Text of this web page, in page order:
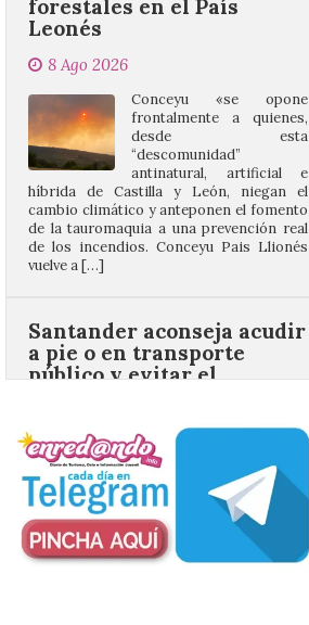
“descomunidad”
antinatural, artificial e
híbrida de Castilla y León, niegan el
cambio climático y anteponen el fomento
de la tauromaquia a una prevención real
de los incendios. Conceyu Pais Llionés
vuelve a […]
Santander aconseja acudir
vehículo privado para el
eclipse
El TUS cuenta con líneas
que llegan a la zona en
puntos como el faro de
Cabo Mayor, Cueto,
Corbanera o Ciriego y
reforzará la movilidad con un servicio
especial de lanzaderas desde el PCTCAN
a Ciriego. El Ayuntamiento de […]